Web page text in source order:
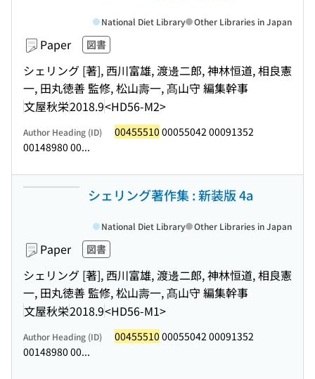
Paper 図書
シェリング [著], 西川富雄, 渡邊二郎, 神林恒道, 相良憲
一, 田丸徳善 監修, 松山壽一, 髙山守 編集幹事
文屋秋栄2018.9<HD56-M2>
National Diet Library Other Libraries in Japan
Author Heading (ID) 00455510 00055042 00091352
00148980 00...
シェリング著作集 : 新装版 4a
Paper 図書
シェリング [著], 西川富雄, 渡邊二郎, 神林恒道, 相良憲
一, 田丸徳善 監修, 松山壽一, 髙山守 編集幹事
文屋秋栄2018.9<HD56-M1>
National Diet Library Other Libraries in Japan
Author Heading (ID) 00455510 00055042 00091352
00148980 00...